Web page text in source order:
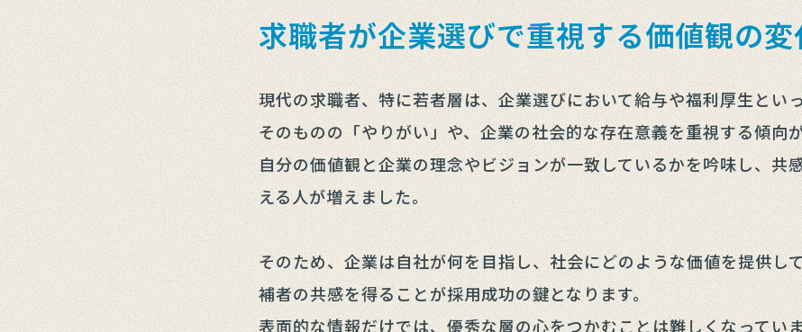
求職者が企業選びで重視する価値観の変
現代の求職者、特に若者層は、企業選びにおいて給与や福利厚生とい
そのものの「やりがい」や、企業の社会的な存在意義を重視する傾向
自分の価値観と企業の理念やビジョンが一致しているかを吟味し、共
える人が増えました。
そのため、企業は自社が何を目指し、社会にどのような価値を提供し
補者の共感を得ることが採用成功の鍵となります。
表面的な情報だけでは、優秀な層の心をつかむことは難しくなってい